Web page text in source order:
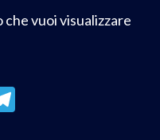
che vuoi visualizzare